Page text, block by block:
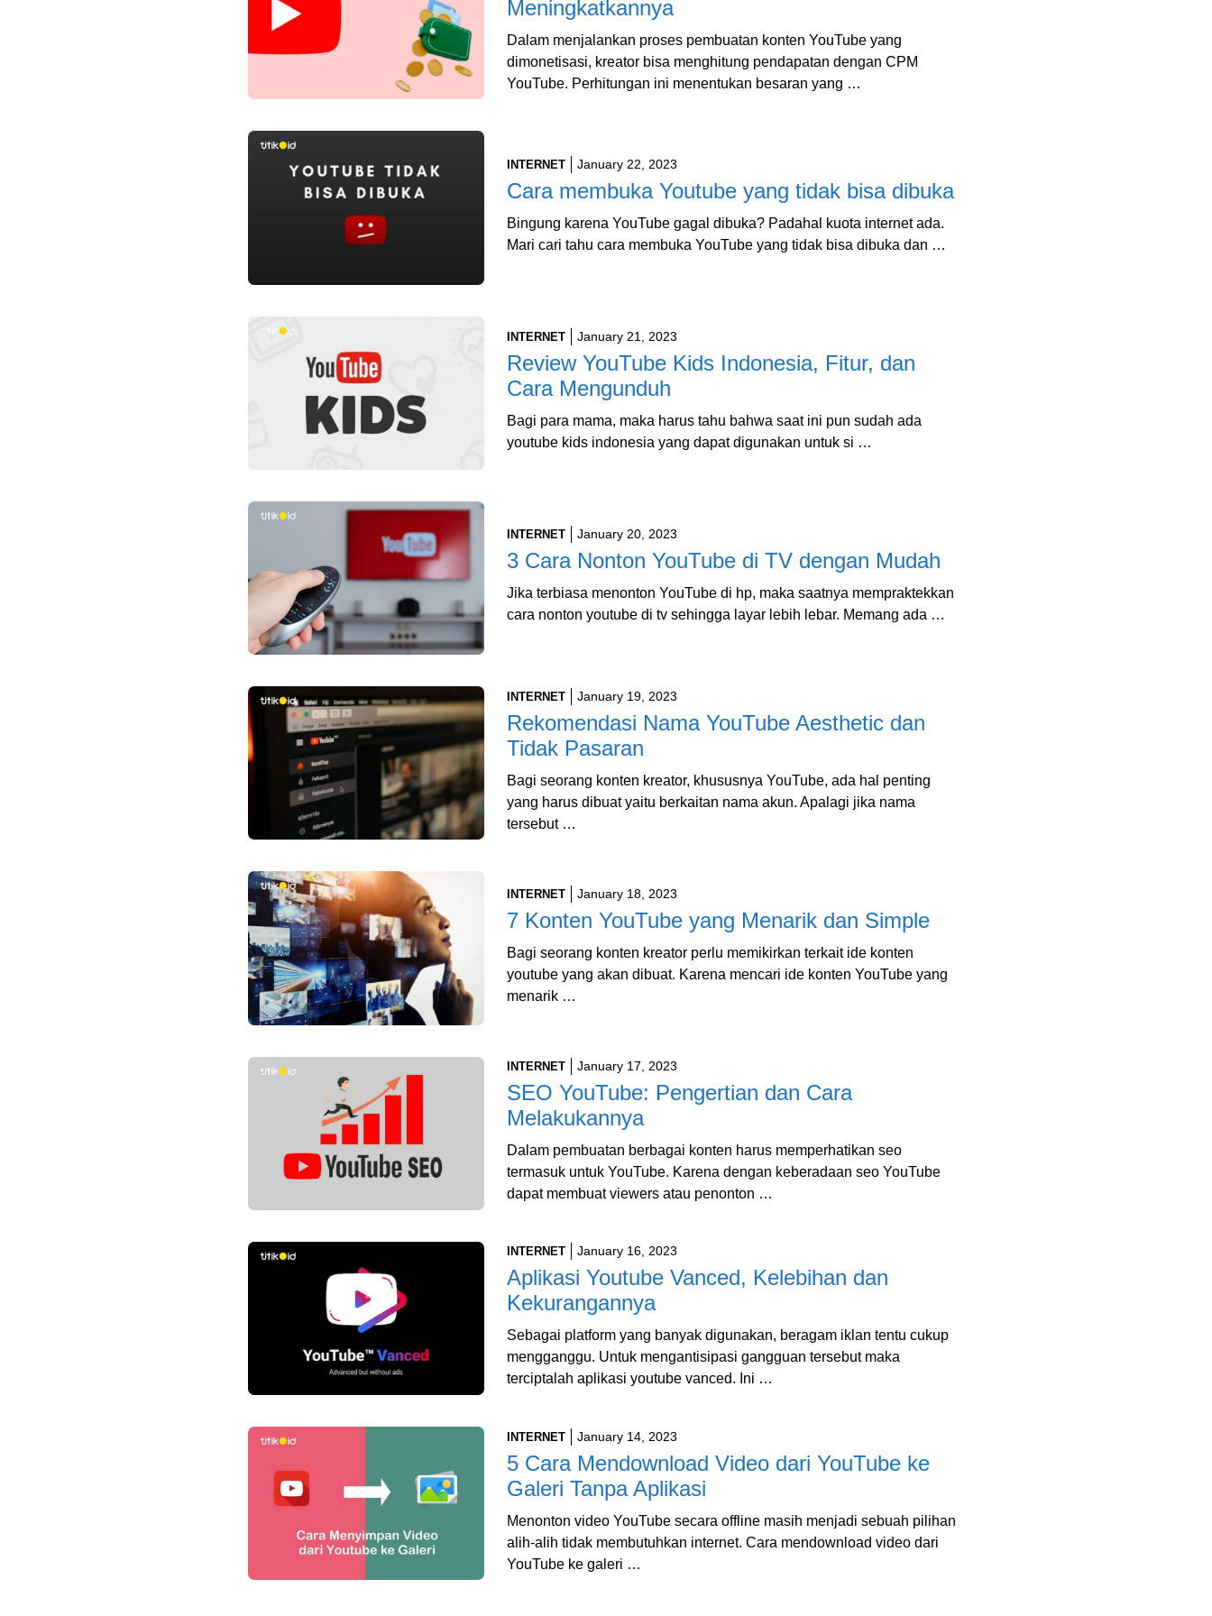
Meningkatkannya
Dalam menjalankan proses pembuatan konten YouTube yang
dimonetisasi, kreator bisa menghitung pendapatan dengan CPM
YouTube. Perhitungan ini menentukan besaran yang …
INTERNET January 22, 2023
Cara membuka Youtube yang tidak bisa dibuka
Bingung karena YouTube gagal dibuka? Padahal kuota internet ada.
Mari cari tahu cara membuka YouTube yang tidak bisa dibuka dan …
INTERNET January 21, 2023
Review YouTube Kids Indonesia, Fitur, dan
Cara Mengunduh
Bagi para mama, maka harus tahu bahwa saat ini pun sudah ada
youtube kids indonesia yang dapat digunakan untuk si …
INTERNET January 20, 2023
3 Cara Nonton YouTube di TV dengan Mudah
Jika terbiasa menonton YouTube di hp, maka saatnya mempraktekkan
cara nonton youtube di tv sehingga layar lebih lebar. Memang ada …
INTERNET January 19, 2023
Rekomendasi Nama YouTube Aesthetic dan
Tidak Pasaran
Bagi seorang konten kreator, khususnya YouTube, ada hal penting
yang harus dibuat yaitu berkaitan nama akun. Apalagi jika nama
tersebut …
INTERNET January 18, 2023
7 Konten YouTube yang Menarik dan Simple
Bagi seorang konten kreator perlu memikirkan terkait ide konten
youtube yang akan dibuat. Karena mencari ide konten YouTube yang
menarik …
INTERNET January 17, 2023
SEO YouTube: Pengertian dan Cara
Melakukannya
Dalam pembuatan berbagai konten harus memperhatikan seo
termasuk untuk YouTube. Karena dengan keberadaan seo YouTube
dapat membuat viewers atau penonton …
INTERNET January 16, 2023
Aplikasi Youtube Vanced, Kelebihan dan
Kekurangannya
Sebagai platform yang banyak digunakan, beragam iklan tentu cukup
mengganggu. Untuk mengantisipasi gangguan tersebut maka
terciptalah aplikasi youtube vanced. Ini …
INTERNET January 14, 2023
5 Cara Mendownload Video dari YouTube ke
Galeri Tanpa Aplikasi
Menonton video YouTube secara offline masih menjadi sebuah pilihan
alih-alih tidak membutuhkan internet. Cara mendownload video dari
YouTube ke galeri …